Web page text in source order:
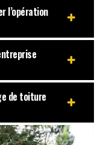
l’opération
de toiture